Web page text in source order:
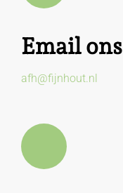
Email ons
afh@fijnhout.nl